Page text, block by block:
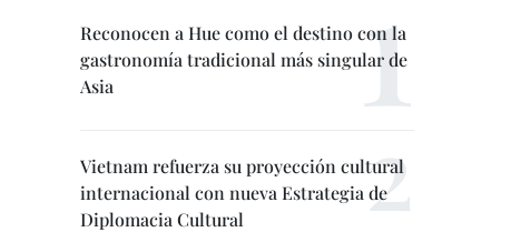
Reconocen a Hue como el destino con la
gastronomía tradicional más singular de
Asia
Vietnam refuerza su proyección cultural
internacional con nueva Estrategia de
Diplomacia Cultural